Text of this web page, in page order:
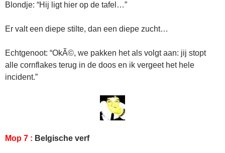
Blondje: “Hij ligt hier op de tafel…”
Er valt een diepe stilte, dan een diepe zucht…
Echtgenoot: “OkÃ©, we pakken het als volgt aan: jij stopt
alle cornflakes terug in de doos en ik vergeet het hele
incident.”
Mop 7 : Belgische verf